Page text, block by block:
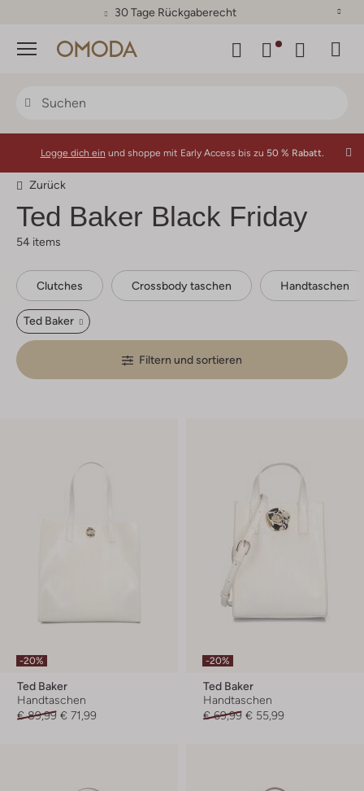
30 Tage Rückgaberecht
Menü
Logge dich ein und shoppe mit Early Access bis zu 50 % Rabatt.
Zurück
Ted Baker Black Friday
54 items
Clutches Crossbody taschen Handtaschen
Ted Baker
Filtern und sortieren
-20%
Ted Baker
Handtaschen
€ 89,99 € 71,99
-20%
Ted Baker
Handtaschen
€ 69,99 € 55,99